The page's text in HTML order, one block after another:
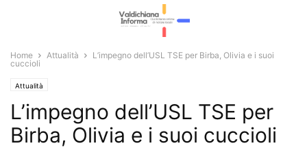
Home Attualità
L’impegno dell’USL TSE per Birba, Olivia e i suoi
cuccioli
Attualità
L’impegno dell’USL TSE per
Birba, Olivia e i suoi cuccioli